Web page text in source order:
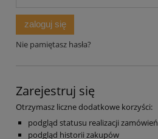
zaloguj się
Nie pamiętasz hasła?
Zarejestruj się
Otrzymasz liczne dodatkowe korzyści:
podgląd statusu realizacji zamówień
podgląd historii zakupów